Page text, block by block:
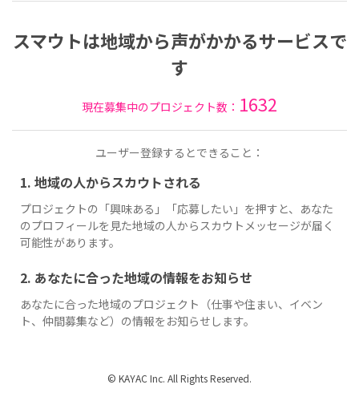
スマウトは地域から声がかかるサービスで
す
現在募集中のプロジェクト数： 1632
ユーザー登録するとできること：
1. 地域の人からスカウトされる
プロジェクトの「興味ある」「応募したい」を押すと、あなた
のプロフィールを見た地域の人からスカウトメッセージが届く
可能性があります。
2. あなたに合った地域の情報をお知らせ
あなたに合った地域のプロジェクト（仕事や住まい、イベン
ト、仲間募集など）の情報をお知らせします。
© KAYAC Inc. All Rights Reserved.